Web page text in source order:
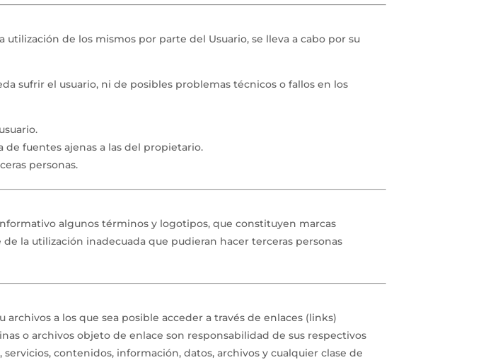
utilización de los mismos por parte del Usuario, se lleva a cabo por su
sufrir el usuario, ni de posibles problemas técnicos o fallos en los
fuentes ajenas a las del propietario.
personas.
algunos términos y logotipos, que constituyen marcas
la utilización inadecuada que pudieran hacer terceras personas
a los que sea posible acceder a través de enlaces (links)
o archivos objeto de enlace son responsabilidad de sus respectivos
contenidos, información, datos, archivos y cualquier clase de